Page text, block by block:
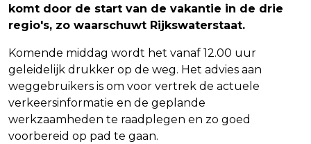
komt door de start van de vakantie in de drie
regio's, zo waarschuwt Rijkswaterstaat.
Komende middag wordt het vanaf 12.00 uur
geleidelijk drukker op de weg. Het advies aan
weggebruikers is om voor vertrek de actuele
verkeersinformatie en de geplande
werkzaamheden te raadplegen en zo goed
voorbereid op pad te gaan.